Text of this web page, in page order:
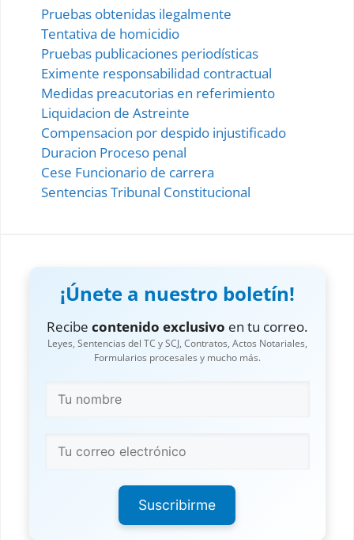
Pruebas obtenidas ilegalmente
Tentativa de homicidio
Pruebas publicaciones periodísticas
Eximente responsabilidad contractual
Medidas preacutorias en referimiento
Liquidacion de Astreinte
Compensacion por despido injustificado
Duracion Proceso penal
Cese Funcionario de carrera
Sentencias Tribunal Constitucional
¡Únete a nuestro boletín!
Recibe contenido exclusivo en tu correo.
Leyes, Sentencias del TC y SCJ, Contratos, Actos Notariales,
Formularios procesales y mucho más.
Suscribirme